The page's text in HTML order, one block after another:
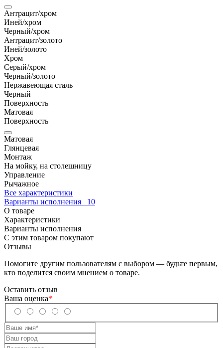
Антрацит/хром
Иней/хром
Черный/хром
Антрацит/золото
Иней/золото
Хром
Серый/хром
Черный/золото
Нержавеющая сталь
Черный
Поверхность
Матовая
Поверхность
Матовая
Глянцевая
Монтаж
На мойку, на столешницу
Управление
Рычажное
Все характеристики
Варианты исполнения 10
О товаре
Характеристики
Варианты исполнения
С этим товаром покупают
Отзывы
Помогите другим пользователям с выбором — будьте первым,
кто поделится своим мнением о товаре.
Оставить отзыв
Ваша оценка*